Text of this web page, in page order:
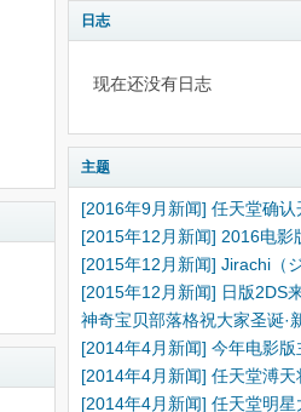
日志
现在还没有日志
主题
[2016年9月新闻] 任天堂确
[2015年12月新闻] 2016电影
[2015年12月新闻] Jirachi（
[2015年12月新闻] 日版2DS
神奇宝贝部落格祝大家圣诞·
[2014年4月新闻] 今年电影
[2014年4月新闻] 任天堂溥
[2014年4月新闻] 任天堂明